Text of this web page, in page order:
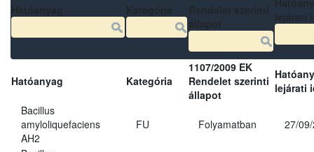
Hatóanyag Kategória
1107/2009 EK
Rendelet szerinti
állapot
lejárati
Bacillus
amyloliquefaciens
AH2
FU Folyamatban 27/